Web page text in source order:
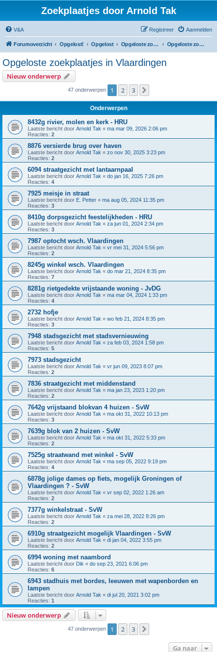
Zoekplaatjes door Arnold Tak
V&A Aanmelden
Registreer
Forumoverzicht Opgelost! Opgelost Opgeloste zoekplaatjes in Zuid-Holland Opgeloste zoekplaatjes in Vlaardingen
Opgeloste zoekplaatjes in Vlaardingen
Nieuw onderwerp
47 onderwerpen 1 2 3
Onderwerpen
8432g rivier, molen en kerk - HRU
Laatste bericht door Arnold Tak « ma mar 09, 2026 2:06 pm
Reacties: 2
8876 versierde brug over haven
Laatste bericht door Arnold Tak « zo nov 30, 2025 3:23 pm
Reacties: 2
6094 straatgezicht met lantaarnpaal
Laatste bericht door Arnold Tak « do jan 16, 2025 7:26 pm
Reacties: 4
7925 meisje in straat
Laatste bericht door E. Petter « ma aug 05, 2024 11:35 pm
Reacties: 3
8410g dorpsgezicht feestelijkheden - HRU
Laatste bericht door Arnold Tak « za jun 01, 2024 2:34 pm
Reacties: 3
7987 optocht wsch. Vlaardingen
Laatste bericht door Arnold Tak « vr mei 31, 2024 5:56 pm
Reacties: 2
8245g winkel wsch. Vlaardingen
Laatste bericht door Arnold Tak « do mar 21, 2024 8:35 pm
Reacties: 7
8281g rietgedekte vrijstaande woning - JvDG
Laatste bericht door Arnold Tak « ma mar 04, 2024 1:33 pm
Reacties: 4
2732 hofje
Laatste bericht door Arnold Tak « wo feb 21, 2024 8:35 pm
Reacties: 3
7948 stadsgezicht met stadsvernieuwing
Laatste bericht door Arnold Tak « za feb 03, 2024 1:58 pm
Reacties: 5
7973 stadsgezicht
Laatste bericht door Arnold Tak « vr jun 09, 2023 8:07 pm
Reacties: 2
7836 straatgezicht met middenstand
Laatste bericht door Arnold Tak « ma jan 23, 2023 1:20 pm
Reacties: 2
7642g vrijstaand blokvan 4 huizen - SvW
Laatste bericht door Arnold Tak « ma okt 31, 2022 10:13 pm
Reacties: 3
7639g blok van 2 huizen - SvW
Laatste bericht door Arnold Tak « ma okt 31, 2022 5:33 pm
Reacties: 2
7525g straatwand met winkel - SvW
Laatste bericht door Arnold Tak « ma sep 05, 2022 9:19 pm
Reacties: 4
6878g jolige dames op fiets, mogelijk Groningen of
Vlaardingen ? - SvW
Laatste bericht door Arnold Tak « vr sep 02, 2022 1:26 am
Reacties: 2
7377g winkelstraat - SvW
Laatste bericht door Arnold Tak « za mei 28, 2022 8:26 pm
Reacties: 2
6910g straatgezicht mogelijk Vlaardingen - SvW
Laatste bericht door Arnold Tak « di jan 04, 2022 3:55 pm
Reacties: 2
6994 woning met naambord
Laatste bericht door Dik « do sep 23, 2021 6:06 pm
Reacties: 6
6943 stadhuis met bordes, leeuwen met wapenborden en
lampen
Laatste bericht door Arnold Tak « di jul 20, 2021 3:02 pm
Reacties: 1
Nieuw onderwerp
47 onderwerpen 1 2 3
Ga naar